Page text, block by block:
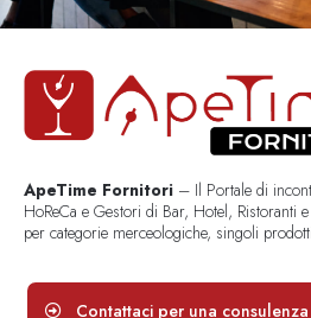
ApeTime Fornitori – Il Portale di
HoReCa e Gestori di Bar, Hotel, Ristoranti
per categorie merceologiche, singoli
Contattaci per una consulenza